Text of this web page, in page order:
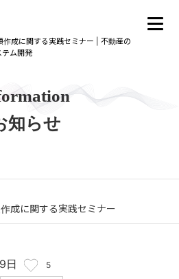
成に関する実践セミナー | 不動産の
テム開発
知らせ
成に関する実践セミナー
日
5